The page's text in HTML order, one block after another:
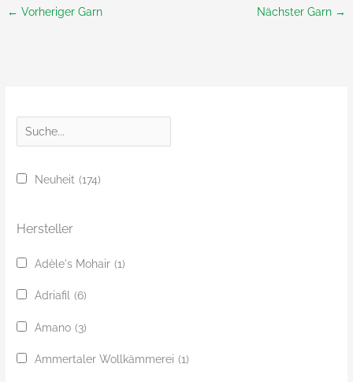
← Vorheriger Garn Nächster Garn →
u
Neuheit (174)
Hersteller
Adèle's Mohair (1)
Adriafil (6)
Amano (3)
Ammertaler Wollkämmerei (1)